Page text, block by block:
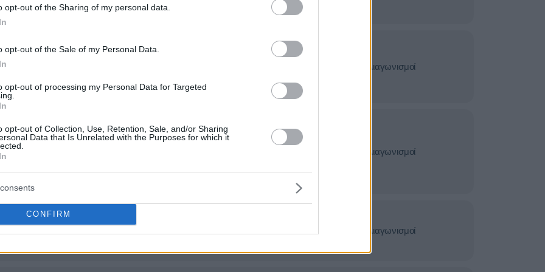
opt-out of the Sharing of my personal data.
opt-out of the Sale of my Personal Data.
opt-out of processing my Personal Data for Targeted
opt-out of Collection, Use, Retention, Sale, and/or Sharing
Data that Is Unrelated with the Purposes for which it
CONFIRM
Ηλεκτρολογικός - Ηλεκτρονικός
Εξοπλισμός,Κατασκευές - Έργα -
Τεχνικές Μελέτες
Διαγωνισμοί
Εκπαίδευση - Επαγγελματική
Κατάρτιση,Μελέτες -
Πραγματογνώμονες - Πιστοποιήσεις
Διαγωνισμοί
Διαγωνισμοί